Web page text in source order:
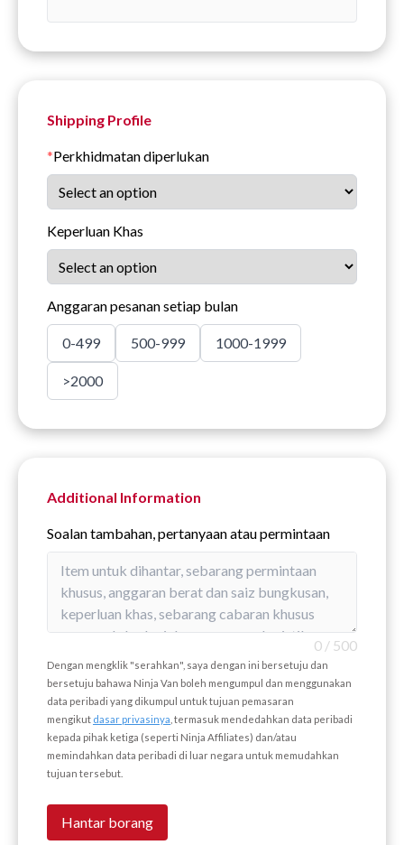
Shipping Profile
*Perkhidmatan diperlukan
Keperluan Khas
Anggaran pesanan setiap bulan
0-499 500-999 1000-1999
>2000
Additional Information
Soalan tambahan, pertanyaan atau permintaan
0 / 500
Dengan mengklik "serahkan", saya dengan ini bersetuju dan
bersetuju bahawa Ninja Van boleh mengumpul dan menggunakan
data peribadi yang dikumpul untuk tujuan pemasaran
mengikut dasar privasinya , termasuk mendedahkan data peribadi
kepada pihak ketiga (seperti Ninja Affiliates) dan/atau
memindahkan data peribadi di luar negara untuk memudahkan
tujuan tersebut.
Hantar borang